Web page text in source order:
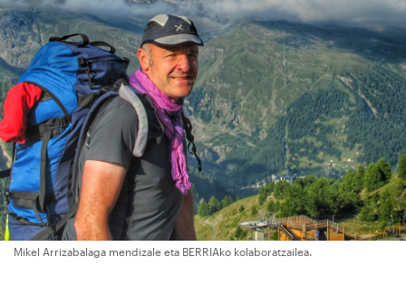
Mikel Arrizabalaga mendizale eta BERRIAko kolaboratzailea.